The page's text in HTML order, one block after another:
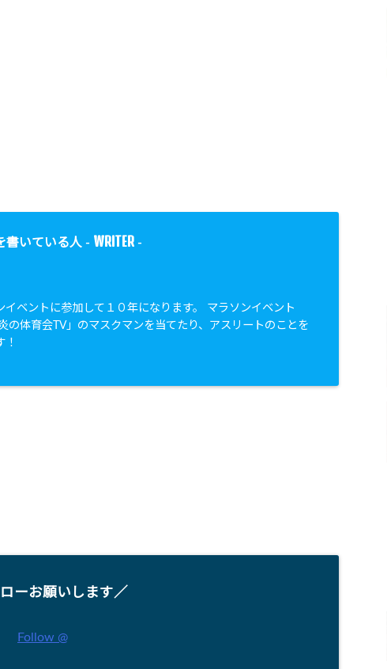
書いている人 - WRITER -
イベントに参加して１０年になります。 マラソンイベント
の体育会TV」のマスクマンを当てたり、アスリートのことを
！
ーお願いします／
Follow @